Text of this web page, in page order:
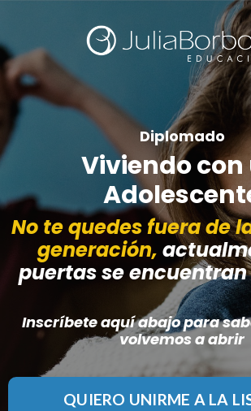
Diplomado
Viviendo con
No te quedes fuera de
generación,
puertas se
Inscríbete aquí abajo para
volvemos a abrir
QUIERO UNIRME A LA